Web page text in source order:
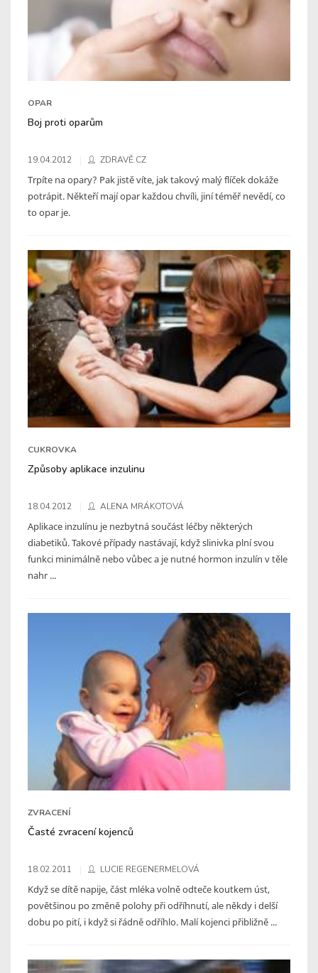
OPAR
Boj proti oparům
19.04.2012 ZDRAVĚ.CZ
Trpíte na opary? Pak jistě víte, jak takový malý flíček dokáže
potrápit. Někteří mají opar každou chvíli, jiní téměř nevědí, co
to opar je.
CUKROVKA
Způsoby aplikace inzulinu
18.04.2012 ALENA MRÁKOTOVÁ
Aplikace inzulínu je nezbytná součást léčby některých
diabetiků. Takové případy nastávají, když slinivka plní svou
funkci minimálně nebo vůbec a je nutné hormon inzulín v těle
nahr ...
ZVRACENÍ
Časté zvracení kojenců
18.02.2011 LUCIE REGENERMELOVÁ
Když se dítě napije, část mléka volně odteče koutkem úst,
povětšinou po změně polohy při odříhnutí, ale někdy i delší
dobu po pití, i když si řádně odříhlo. Malí kojenci přibližně ...